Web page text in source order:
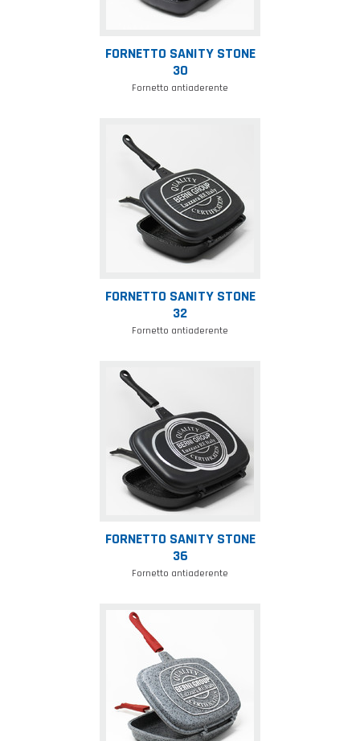
FORNETTO SANITY STONE
30
Fornetto antiaderente
32
FORNETTO SANITY STONE
32
Fornetto antiaderente
36
FORNETTO SANITY STONE
36
Fornetto antiaderente
effetto
granito
32